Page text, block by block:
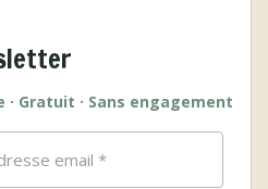
Gratuit · Sans engagement